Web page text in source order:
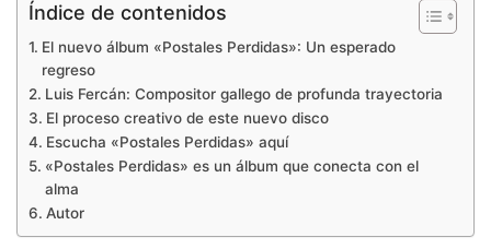
Índice de contenidos
El nuevo álbum «Postales Perdidas»: Un esperado
regreso
Luis Fercán: Compositor gallego de profunda trayectoria
El proceso creativo de este nuevo disco
Escucha «Postales Perdidas» aquí
«Postales Perdidas» es un álbum que conecta con el
alma
Autor